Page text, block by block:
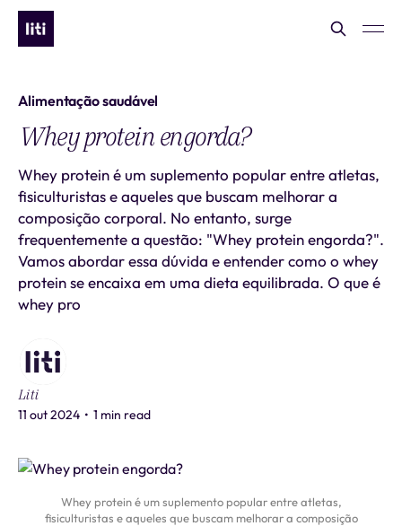
Alimentação saudável
Whey protein engorda?
Whey protein é um suplemento popular entre atletas,
fisiculturistas e aqueles que buscam melhorar a
composição corporal. No entanto, surge
frequentemente a questão: "Whey protein engorda?".
Vamos abordar essa dúvida e entender como o whey
protein se encaixa em uma dieta equilibrada. O que é
whey pro
Liti
11 out 2024 • 1 min read
Whey protein é um suplemento popular entre atletas,
fisiculturistas e aqueles que buscam melhorar a composição